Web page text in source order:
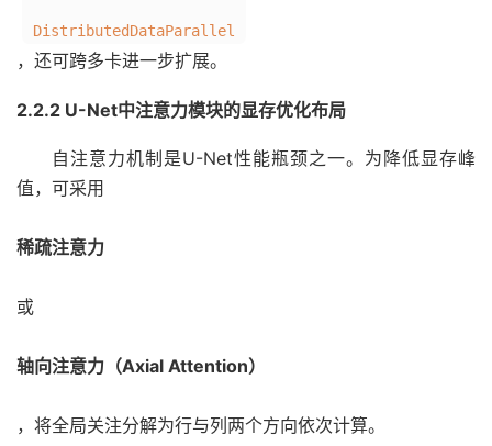
DistributedDataParallel
，还可跨多卡进一步扩展。
2.2.2 U-Net中注意力模块的显存优化布局
自注意力机制是U-Net性能瓶颈之一。为降低显存峰
值，可采用
稀疏注意力
或
轴向注意力（Axial Attention）
，将全局关注分解为行与列两个方向依次计算。